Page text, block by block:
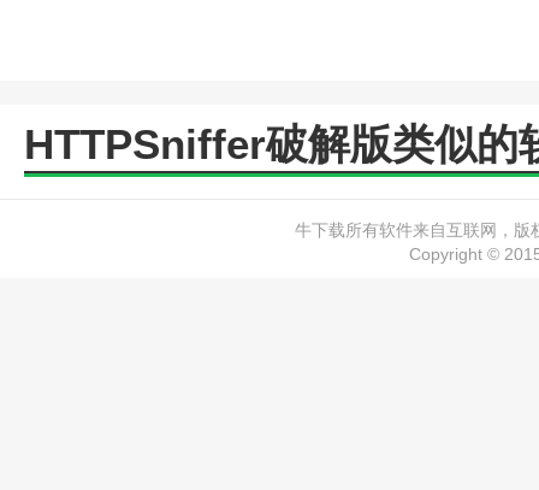
HTTPSniffer破解版类似的
牛下载所有软件来自互联网，
Copyright ©